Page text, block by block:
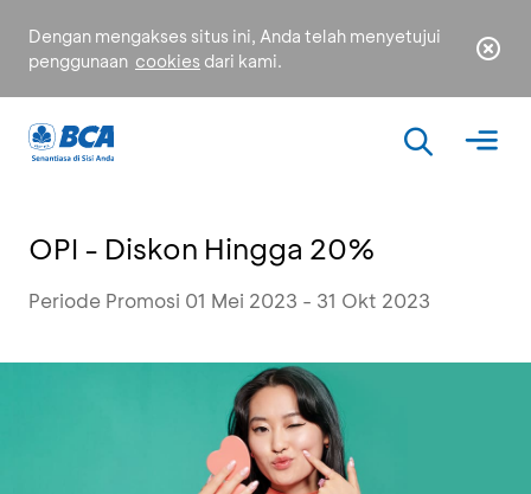
Dengan mengakses situs ini, Anda telah menyetujui
penggunaan cookies dari kami.
OPI - Diskon Hingga 20%
Periode Promosi 01 Mei 2023 - 31 Okt 2023